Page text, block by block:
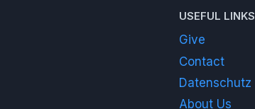
USEFUL LINKS
Give
Contact
Datenschutz
About Us